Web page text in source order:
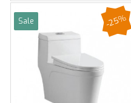
Sale -25%